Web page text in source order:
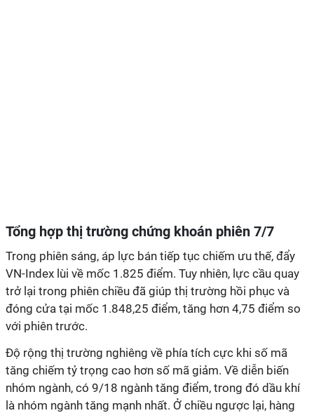
Tổng hợp thị trường chứng khoán phiên 7/7
Trong phiên sáng, áp lực bán tiếp tục chiếm ưu thế, đẩy
VN-Index lùi về mốc 1.825 điểm. Tuy nhiên, lực cầu quay
trở lại trong phiên chiều đã giúp thị trường hồi phục và
đóng cửa tại mốc 1.848,25 điểm, tăng hơn 4,75 điểm so
với phiên trước.
Độ rộng thị trường nghiêng về phía tích cực khi số mã
tăng chiếm tỷ trọng cao hơn số mã giảm. Về diễn biến
nhóm ngành, có 9/18 ngành tăng điểm, trong đó dầu khí
là nhóm ngành tăng mạnh nhất. Ở chiều ngược lại, hàng